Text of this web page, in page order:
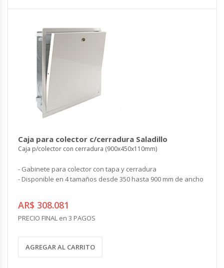
Caja para colector c/cerradura Saladillo
Caja p/colector con cerradura (900x450x110mm)
- Gabinete para colector con tapa y cerradura
- Disponible en 4 tamaños desde 350 hasta 900 mm de ancho
AR$ 308.081
PRECIO FINAL en 3 PAGOS
AGREGAR AL CARRITO